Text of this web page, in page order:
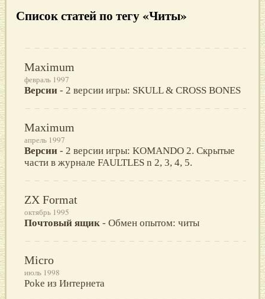
Список статей по тегу «Читы»
Maximum
февраль 1997
Версии - 2 версии игры: SKULL & CROSS BONES
Maximum
апрель 1997
Версии - 2 версии игры: KOMANDO 2. Скрытые
части в журнале FAULTLES n 2, 3, 4, 5.
ZX Format
октябрь 1995
Почтовый ящик - Обмен опытом: читы
Micro
июль 1998
Poke из Интернета